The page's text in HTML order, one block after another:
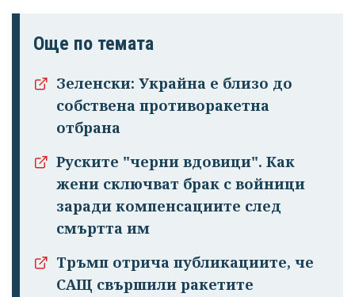
Още по темата
Зеленски: Украйна е близо до
собствена противоракетна
отбрана
Руските "черни вдовици". Как
жени сключват брак с войници
заради компенсациите след
смъртта им
Тръмп отрича публикациите, че
САЩ свършили ракетите